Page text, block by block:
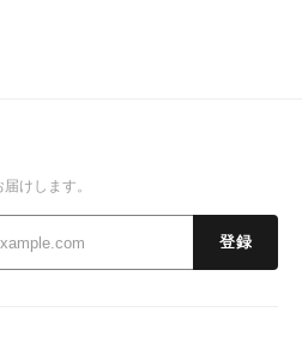
けします。
登録